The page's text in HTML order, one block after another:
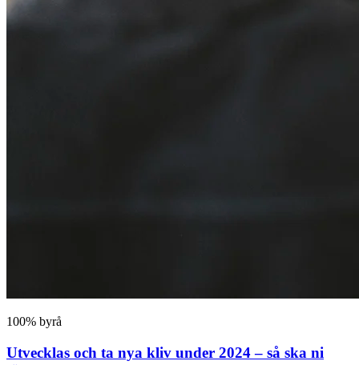
100% byrå
Utvecklas och ta nya kliv under 2024 – så ska ni